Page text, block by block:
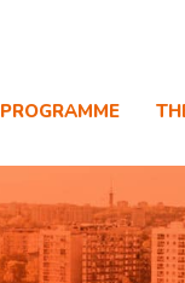
PROGRAMME